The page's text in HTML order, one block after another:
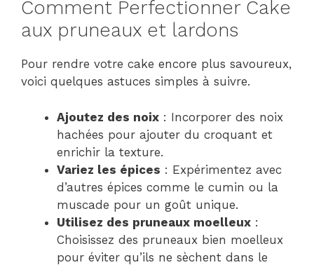
Comment Perfectionner Cake
aux pruneaux et lardons
Pour rendre votre cake encore plus savoureux,
voici quelques astuces simples à suivre.
Ajoutez des noix : Incorporer des noix
hachées pour ajouter du croquant et
enrichir la texture.
Variez les épices : Expérimentez avec
d’autres épices comme le cumin ou la
muscade pour un goût unique.
Utilisez des pruneaux moelleux :
Choisissez des pruneaux bien moelleux
pour éviter qu’ils ne sèchent dans le